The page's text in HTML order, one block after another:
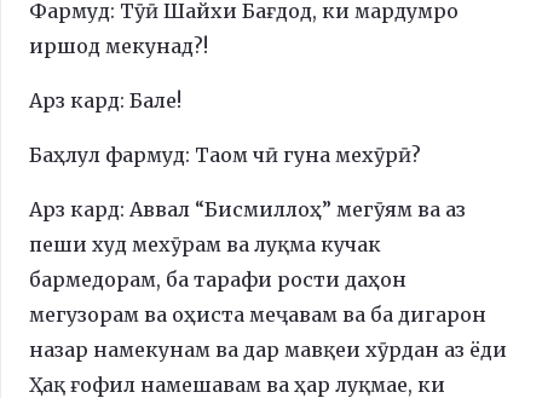
Фармуд: Тӯӣ Шайхи Бағдод, ки мардумро
иршод мекунад?!
Арз кард: Бале!
Баҳлул фармуд: Таом чӣ гуна мехӯрӣ?
Арз кард: Аввал “Бисмиллоҳ” мегӯям ва аз
пеши худ мехӯрам ва луқма кучак
бармедорам, ба тарафи рости даҳон
мегузорам ва оҳиста меҷавам ва ба дигарон
назар намекунам ва дар мавқеи хӯрдан аз ёди
Ҳақ ғофил намешавам ва ҳар луқмае, ки